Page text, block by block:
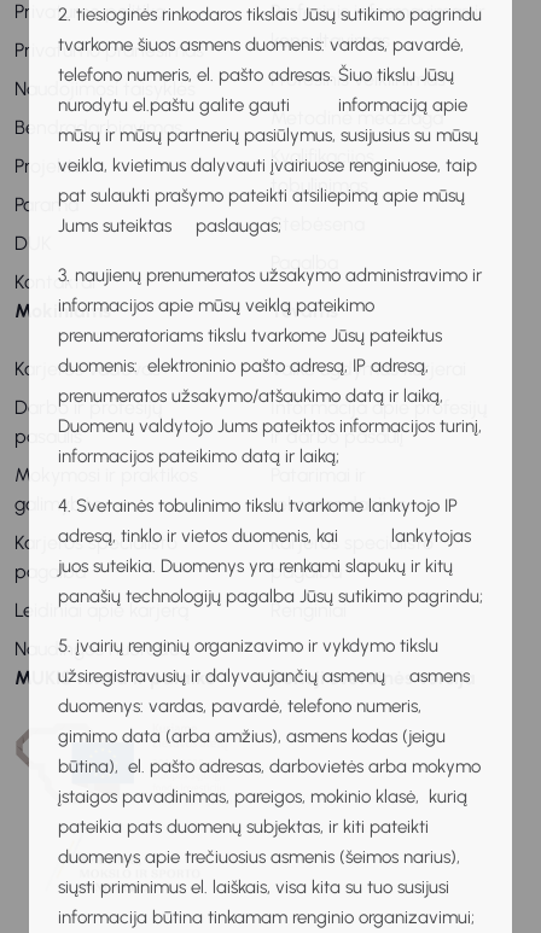
2. tiesioginės rinkodaros tikslais Jūsų sutikimo pagrindu
tvarkome šiuos asmens duomenis: vardas, pavardė,
telefono numeris, el. pašto adresas. Šiuo tikslu Jūsų
nurodytu el.paštu galite gauti informaciją apie
mūsų ir mūsų partnerių pasiūlymus, susijusius su mūsų
veikla, kvietimus dalyvauti įvairiuose renginiuose, taip
pat sulaukti prašymo pateikti atsiliepimą apie mūsų
Jums suteiktas paslaugas;
3. naujienų prenumeratos užsakymo administravimo ir
informacijos apie mūsų veiklą pateikimo
prenumeratoriams tikslu tvarkome Jūsų pateiktus
duomenis: elektroninio pašto adresą, IP adresą,
prenumeratos užsakymo/atšaukimo datą ir laiką,
Duomenų valdytojo Jums pateiktos informacijos turinį,
informacijos pateikimo datą ir laiką;
4. Svetainės tobulinimo tikslu tvarkome lankytojo IP
adresą, tinklo ir vietos duomenis, kai lankytojas
juos suteikia. Duomenys yra renkami slapukų ir kitų
panašių technologijų pagalba Jūsų sutikimo pagrindu;
5. įvairių renginių organizavimo ir vykdymo tikslu
užsiregistravusių ir dalyvaujančių asmenų asmens
duomenys: vardas, pavardė, telefono numeris,
gimimo data (arba amžius), asmens kodas (jeigu
būtina), el. pašto adresas, darbovietės arba mokymo
įstaigos pavadinimas, pareigos, mokinio klasė, kurią
pateikia pats duomenų subjektas, ir kiti pateikti
duomenys apie trečiuosius asmenis (šeimos narius),
siųsti priminimus el. laiškais, visa kita su tuo susijusi
informacija būtina tinkamam renginio organizavimui;
Privatumo politika
Privatumo pranešimas
Naudojimosi taisyklės
Bendradarbiavimas
Projektai
Parama
DUK
Kontaktai
Profesinis informavimas ir
konsultavimas
Profesinis veiklinimas
Metodinė medžiaga
Kvalifikacijos
tobulinimas
Stebėsena
Pagalba
Mokiniams
Karjeros vadovas
Darbo ir profesijų
pasaulis
Mokymosi ir praktikos
galimybės
Karjeros specialisto
pagalba
Leidiniai apie karjerą
Naudingos nuorodos
Tėvams
Vaiko ugdymas karjerai
Informacija apie profesijų
ir darbo pasaulį
rekomendacijos
Karjeros specialisto
pagalba
Renginiai
MUKIS remia ir palaiko Senoji svetainės versija